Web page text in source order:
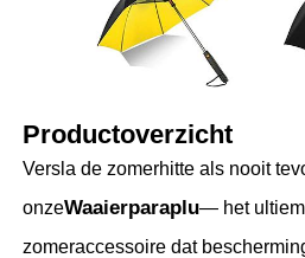
Producten
Over ons
Fabrieksreis
Productoverzicht
Versla de zomerhitte als nooit
onzeWaaierparaplu— het
zomeraccessoire dat